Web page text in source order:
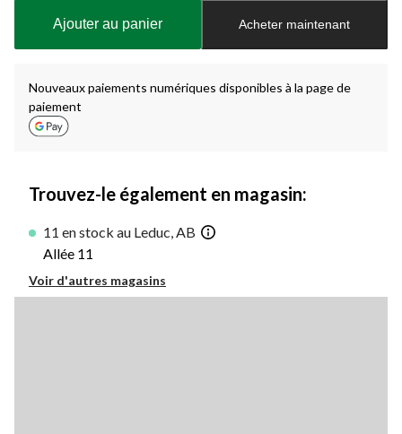
à
Ajouter au panier Acheter maintenant
Nouveaux paiements numériques disponibles à la page de
paiement
Trouvez-le également en magasin:
11 en stock au Leduc, AB
Allée 11
Voir d'autres magasins